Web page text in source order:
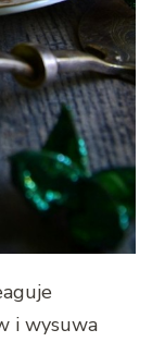
i wysuwa